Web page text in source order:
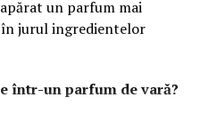
website, vizibilitatea este
mai bună platformă poate
este găsită de publicul
și promovarea trebuie să
un parfum mai
jurul ingredientelor
într-un parfum de vară?